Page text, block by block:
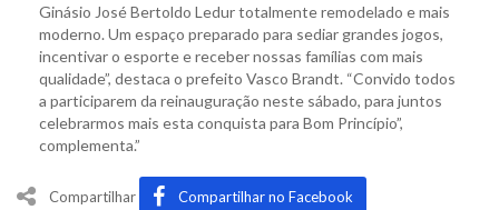
Ginásio José Bertoldo Ledur totalmente remodelado e mais
moderno. Um espaço preparado para sediar grandes jogos,
incentivar o esporte e receber nossas famílias com mais
qualidade”, destaca o prefeito Vasco Brandt. “Convido todos
a participarem da reinauguração neste sábado, para juntos
celebrarmos mais esta conquista para Bom Princípio”,
complementa.”
Compartilhar Compartilhar no Facebook